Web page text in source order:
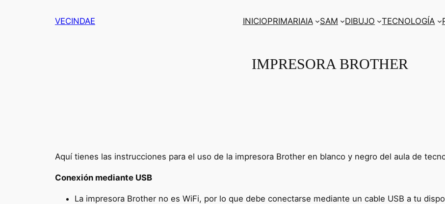
VECINDAE INICIOPRIMARIAIA SAM DIBUJO TECNOLOGÍA
IMPRESORA BROTHER
Aquí tienes las instrucciones para el uso de la impresora Brother en blanco y negro del aula de
Conexión mediante USB
La impresora Brother no es WiFi, por lo que debe conectarse mediante un cable USB a tu